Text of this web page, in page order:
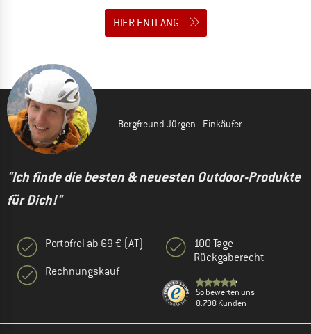
HIER ENTLANG
Bergfreund Jürgen - Einkäufer
"Ich finde die besten & neuesten Outdoor-Produkte
für Dich!"
Portofrei ab 69 € (AT)
Rechnungskauf
100 Tage
Rückgaberecht
So bewerten uns
8.798 Kunden